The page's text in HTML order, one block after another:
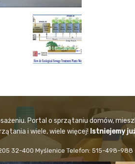
Portal o sprzątaniu domów,
i wiele, wiele więcej! Istniejemy
205 32-400 Myślenice Telefon: 515-498-988